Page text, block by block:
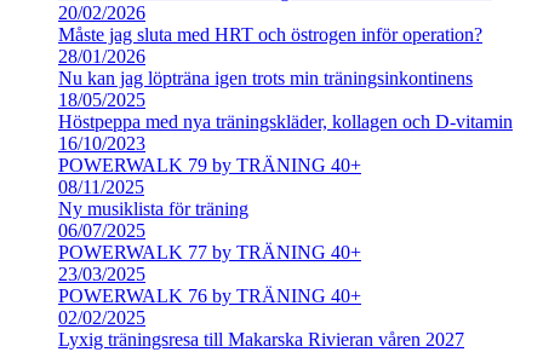
20/02/2026
Måste jag sluta med HRT och östrogen inför operation?
28/01/2026
Nu kan jag löpträna igen trots min träningsinkontinens
18/05/2025
Höstpeppa med nya träningskläder, kollagen och D-vitamin
16/10/2023
POWERWALK 79 by TRÄNING 40+
08/11/2025
Ny musiklista för träning
06/07/2025
POWERWALK 77 by TRÄNING 40+
23/03/2025
POWERWALK 76 by TRÄNING 40+
02/02/2025
Lyxig träningsresa till Makarska Rivieran våren 2027